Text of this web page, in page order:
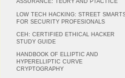
ASSURANCE: TEORY AND PTACTICE
LOW TECH HACKING: STREET
FOR SECURITY PROFESIONALS
CEH: CERTIFIED ETHICAL HACKER
STUDY GUIDE
HANDBOOK OF ELLIPTIC AND
HYPERELLIPTIC CURVE
CRYPTOGRAPHY